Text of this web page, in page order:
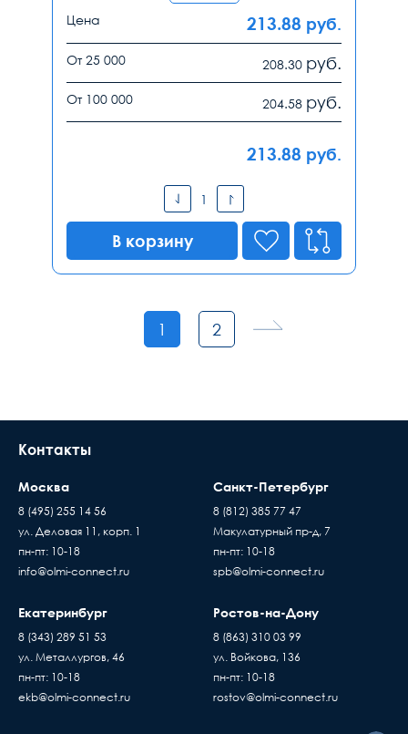
Цена 213.88 руб.
От 25 000 208.30 руб.
От 100 000 204.58 руб.
213.88 руб.
В корзину
1 2
Контакты
Москва
8 (495) 255 14 56
ул. Деловая 11, корп. 1
пн-пт: 10-18
info@olmi-connect.ru
Санкт-Петербург
8 (812) 385 77 47
Макулатурный пр-д, 7
пн-пт: 10-18
spb@olmi-connect.ru
Екатеринбург
8 (343) 289 51 53
ул. Металлургов, 46
пн-пт: 10-18
ekb@olmi-connect.ru
Ростов-на-Дону
8 (863) 310 03 99
ул. Войкова, 136
пн-пт: 10-18
rostov@olmi-connect.ru